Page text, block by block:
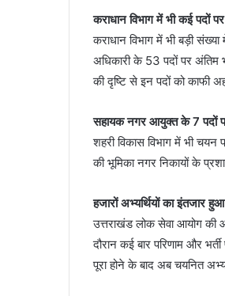
कराधान विभाग में भी कई पदों
कराधान विभाग में भी बड़ी
अधिकारी के 53 पदों पर अंतिम
की दृष्टि से इन पदों को काफी
सहायक नगर आयुक्त के 7 पदों
शहरी विकास विभाग में भी
की भूमिका नगर निकायों के
हजारों अभ्यर्थियों का इंतजार हुआ
उत्तराखंड लोक सेवा आयोग की
दौरान कई बार परिणाम और
पूरा होने के बाद अब चयनित